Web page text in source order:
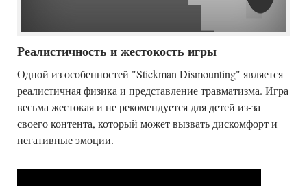
Реалистичность и жестокость игры
Одной из особенностей "Stickman Dismounting" является
реалистичная физика и представление травматизма. Игра
весьма жестокая и не рекомендуется для детей из-за
своего контента, который может вызвать дискомфорт и
негативные эмоции.